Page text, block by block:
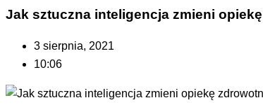
Jak sztuczna inteligencja zmieni
3 sierpnia, 2021
10:06